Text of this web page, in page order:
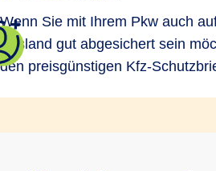
Wenn Sie mit Ihrem Pkw auch
Ausland gut abgesichert sein
den preisgünstigen Kfz-